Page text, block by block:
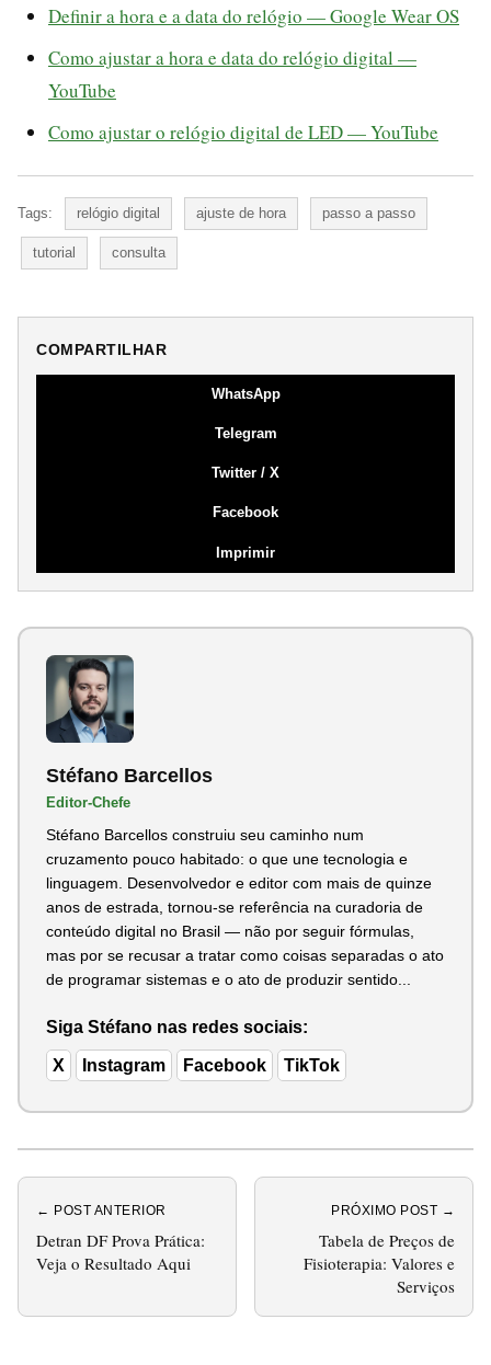
Definir a hora e a data do relógio — Google Wear OS
Como ajustar a hora e data do relógio digital —
YouTube
Como ajustar o relógio digital de LED — YouTube
Tags: relógio digital ajuste de hora passo a passo
tutorial consulta
COMPARTILHAR
WhatsApp
Telegram
Twitter / X
Facebook
Imprimir
Stéfano Barcellos
Editor-Chefe
Stéfano Barcellos construiu seu caminho num
cruzamento pouco habitado: o que une tecnologia e
linguagem. Desenvolvedor e editor com mais de quinze
anos de estrada, tornou-se referência na curadoria de
conteúdo digital no Brasil — não por seguir fórmulas,
mas por se recusar a tratar como coisas separadas o ato
de programar sistemas e o ato de produzir sentido...
Siga Stéfano nas redes sociais:
X Instagram Facebook TikTok
← POST ANTERIOR
Detran DF Prova Prática:
Veja o Resultado Aqui
PRÓXIMO POST →
Tabela de Preços de
Fisioterapia: Valores e
Serviços